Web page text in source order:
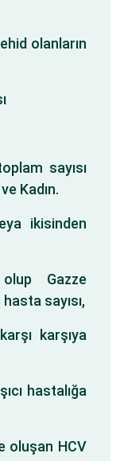
olanların
sayısı
Kadın.
ikisinden
Gazze
sayısı,
karşıya
hastalığa
oluşan HCV